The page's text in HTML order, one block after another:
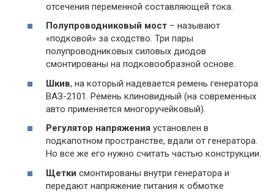
отсечения переменной составляющей тока.
Полупроводниковый мост – называют
«подковой» за сходство. Три пары
полупроводниковых силовых диодов
смонтированы на подковообразной основе.
Шкив, на который надевается ремень генератора
ВАЗ-2101. Ремень клиновидный (на современных
авто применяется многоручейковый).
Регулятор напряжения установлен в
подкапотном пространстве, вдали от генератора.
Но все же его нужно считать частью конструкции.
Щетки смонтированы внутри генератора и
передают напряжение питания к обмотке